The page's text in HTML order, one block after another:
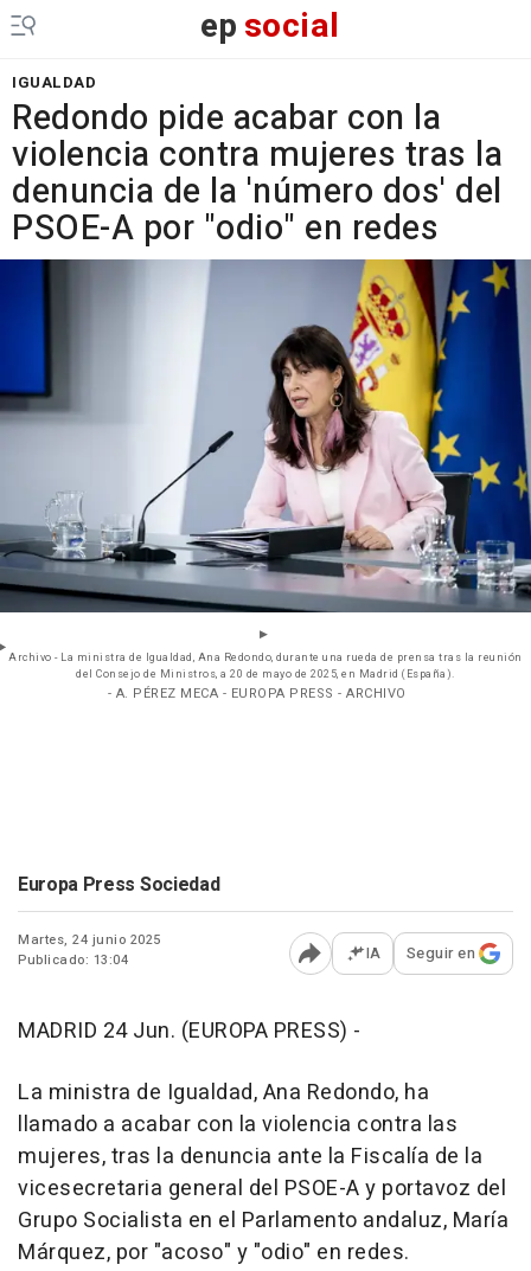
epsocial
IGUALDAD
Redondo pide acabar con la
violencia contra mujeres tras la
denuncia de la 'número dos' del
PSOE-A por "odio" en redes
Archivo - La ministra de Igualdad, Ana Redondo, durante una rueda de prensa tras la reunión
del Consejo de Ministros, a 20 de mayo de 2025, en Madrid (España).
- A. PÉREZ MECA - EUROPA PRESS - ARCHIVO
Europa Press Sociedad
Martes, 24 junio 2025
Publicado: 13:04
Abrir opciones para
IA Seguir en
MADRID 24 Jun. (EUROPA PRESS) -
La ministra de Igualdad, Ana Redondo, ha
llamado a acabar con la violencia contra las
mujeres, tras la denuncia ante la Fiscalía de la
vicesecretaria general del PSOE-A y portavoz del
Grupo Socialista en el Parlamento andaluz, María
Márquez, por "acoso" y "odio" en redes.